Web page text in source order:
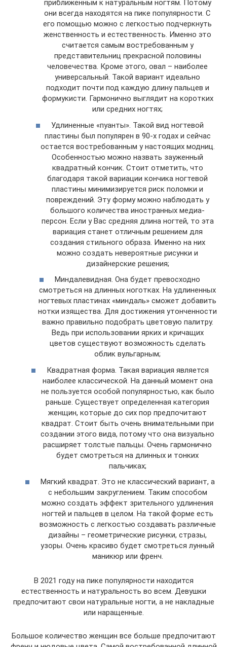
приближенным к натуральным ногтям. Потому
они всегда находятся на пике популярности. С
его помощью можно с легкостью подчеркнуть
женственность и естественность. Именно это
считается самым востребованным у
представительниц прекрасной половины
человечества. Кроме этого, овал – наиболее
универсальный. Такой вариант идеально
подходит почти под каждую длину пальцев и
формукисти. Гармонично выглядит на коротких
или средних ногтях;
Удлиненные «пуанты». Такой вид ногтевой
пластины был популярен в 90-х годах и сейчас
остается востребованным у настоящих модниц.
Особенностью можно назвать зауженный
квадратный кончик. Стоит отметить, что
благодаря такой вариации кончика ногтевой
пластины минимизируется риск поломки и
повреждений. Эту форму можно наблюдать у
большого количества иностранных медиа-
персон. Если у Вас средняя длина ногтей, то эта
вариация станет отличным решением для
создания стильного образа. Именно на них
можно создать невероятные рисунки и
дизайнерские решения;
Миндалевидная. Она будет превосходно
смотреться на длинных ноготках. На удлиненных
ногтевых пластинах «миндаль» сможет добавить
нотки изящества. Для достижения утонченности
важно правильно подобрать цветовую палитру.
Ведь при использовании ярких и кричащих
цветов существуют возможность сделать
облик вульгарным;
Квадратная форма. Такая вариация является
наиболее классической. На данный момент она
не пользуется особой популярностью, как было
раньше. Существует определенная категория
женщин, которые до сих пор предпочитают
квадрат. Стоит быть очень внимательными при
создании этого вида, потому что она визуально
расширяет толстые пальцы. Очень гармонично
будет смотреться на длинных и тонких
пальчиках;
Мягкий квадрат. Это не классический вариант, а
с небольшим закруглением. Таким способом
можно создать эффект зрительного удлинения
ногтей и пальцев в целом. На такой форме есть
возможность с легкостью создавать различные
дизайны – геометрические рисунки, стразы,
узоры. Очень красиво будет смотреться лунный
маникюр или френч.
В 2021 году на пике популярности находится
естественность и натуральность во всем. Девушки
предпочитают свои натуральные ногти, а не накладные
или наращенные.
Большое количество женщин все больше предпочитают